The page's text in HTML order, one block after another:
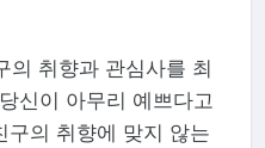
의 취향과 관심사를 최
신이 아무리 예쁘다고
구의 취향에 맞지 않는